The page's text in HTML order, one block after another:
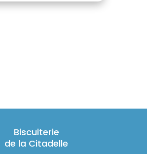
Biscuiterie
de la Citadelle